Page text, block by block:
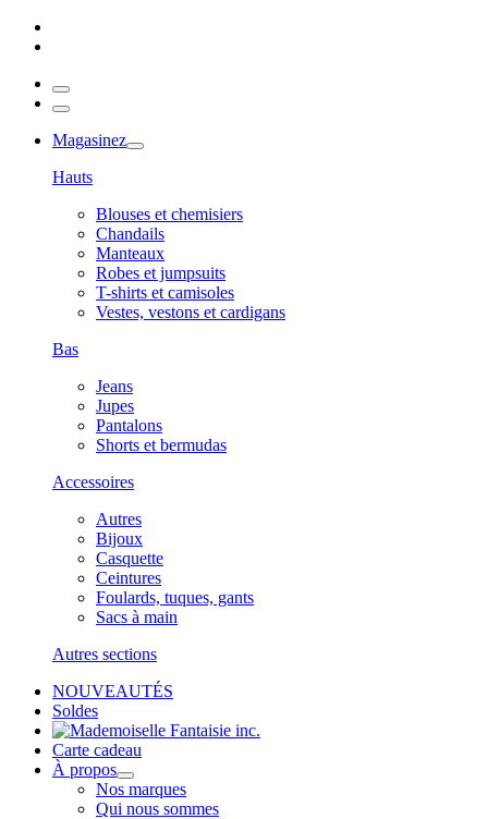
Magasinez
Hauts
Blouses et chemisiers
Chandails
Manteaux
Robes et jumpsuits
T-shirts et camisoles
Vestes, vestons et cardigans
Bas
Jeans
Jupes
Pantalons
Shorts et bermudas
Accessoires
Autres
Bijoux
Casquette
Ceintures
Foulards, tuques, gants
Sacs à main
Autres sections
NOUVEAUTÉS
Soldes
Carte cadeau
À propos
Nos marques
Qui nous sommes